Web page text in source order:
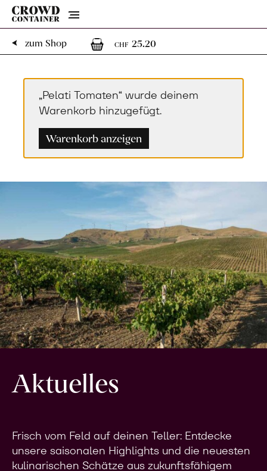
Menu
zum Shop
CHF 25.20
„Pelati Tomaten“ wurde deinem
Warenkorb hinzugefügt.
Warenkorb anzeigen
Aktuelles
Frisch vom Feld auf deinen Teller: Entdecke
unsere saisonalen Highlights und die neuesten
kulinarischen Schätze aus zukunftsfähigem